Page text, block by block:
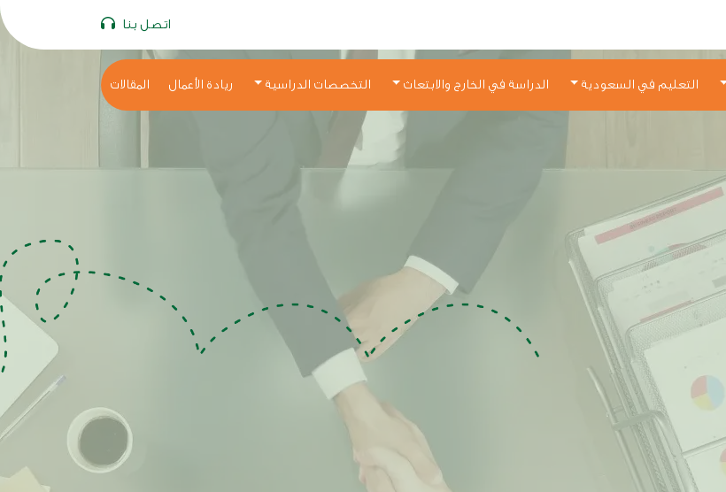
اتصل بنا
التعليم في السعودية الدراسة في الخارج والابتعاث التخصصات الدراسية ريادة الأعمال المقالات